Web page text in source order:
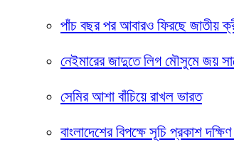
পাঁচ বছর পর আবারও ফিরছে জাতীয়
নেইমারের জাদুতে লিগ মৌসুমে জয়
সেমির আশা বাঁচিয়ে রাখল ভারত
বাংলাদেশের বিপক্ষে সূচি প্রকাশ